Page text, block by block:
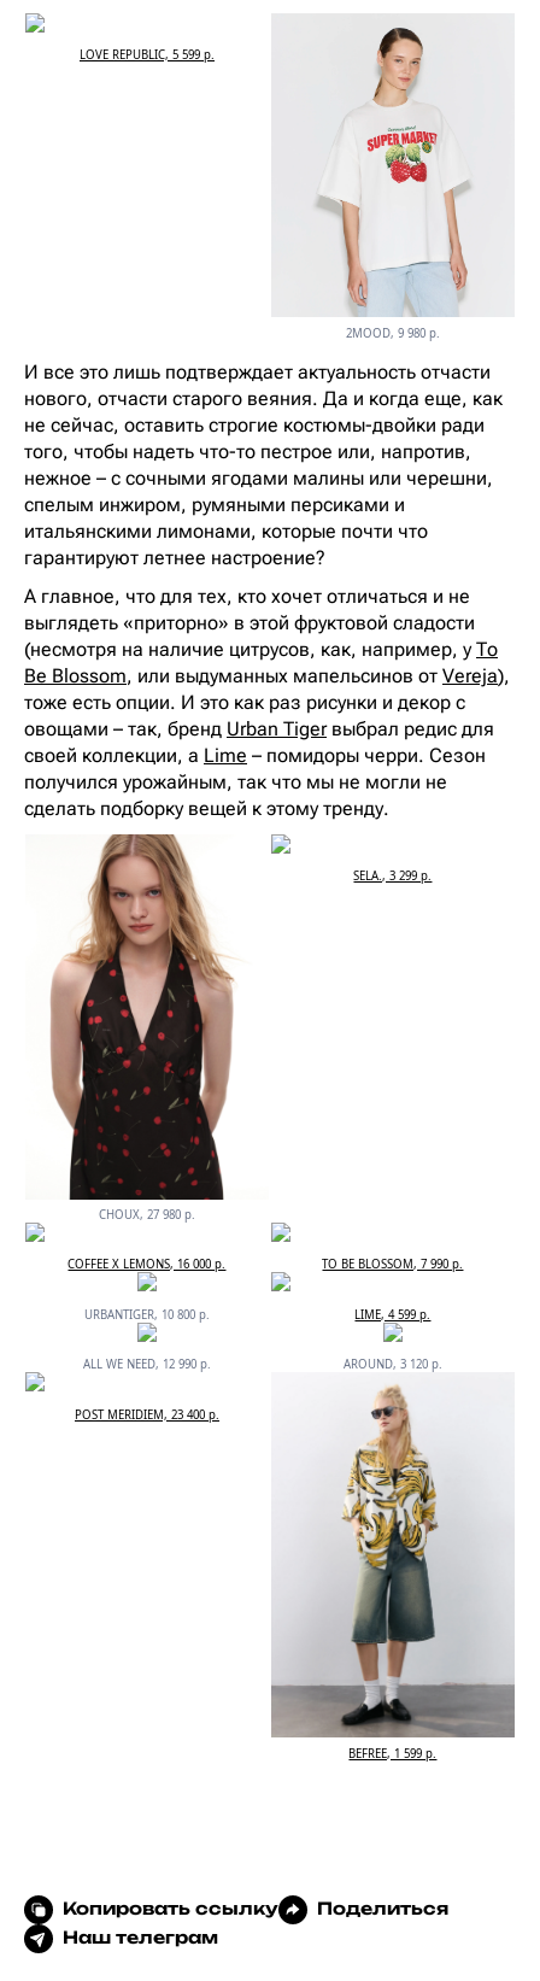
LOVE REPUBLIC, 5 599 р.
2MOOD, 9 980 р.
И все это лишь подтверждает актуальность отчасти
нового, отчасти старого веяния. Да и когда еще, как
не сейчас, оставить строгие костюмы-двойки ради
того, чтобы надеть что-то пестрое или, напротив,
нежное – с сочными ягодами малины или черешни,
спелым инжиром, румяными персиками и
итальянскими лимонами, которые почти что
гарантируют летнее настроение?
А главное, что для тех, кто хочет отличаться и не
выглядеть «приторно» в этой фруктовой сладости
(несмотря на наличие цитрусов, как, например, уTo
Be Blossom, или выдуманных мапельсинов от Vereja),
тоже есть опции. И это как раз рисунки и декор с
овощами – так, бренд Urban Tigerвыбрал редис для
своей коллекции, а Lime – помидоры черри. Сезон
получился урожайным, так что мы не могли не
сделать подборку вещей к этому тренду.
CHOUX, 27 980 р.
SELA., 3 299 р.
COFFEE X LEMONS, 16 000 р. TO BE BLOSSOM, 7 990 р.
URBANTIGER, 10 800 р. LIME, 4 599 р.
ALL WE NEED, 12 990 р. AROUND, 3 120 р.
POST MERIDIEM, 23 400 р.
BEFREE, 1 599 р.
Копировать ссылку
Поделиться
Наш телеграм